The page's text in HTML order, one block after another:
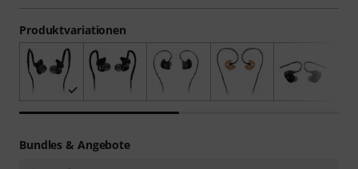
Produktvariationen
Bundles & Angebote